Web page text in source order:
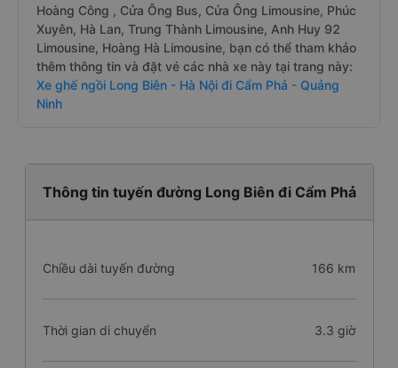
Hoàng Công , Cửa Ông Bus, Cửa Ông Limousine, Phúc
Xuyên, Hà Lan, Trung Thành Limousine, Anh Huy 92
Limousine, Hoàng Hà Limousine, bạn có thể tham khảo
thêm thông tin và đặt vé các nhà xe này tại trang này:
Xe ghế ngồi Long Biên - Hà Nội đi Cẩm Phả - Quảng
Ninh
Thông tin tuyến đường Long Biên đi Cẩm Phả
Chiều dài tuyến đường 166 km
Thời gian di chuyển 3.3 giờ